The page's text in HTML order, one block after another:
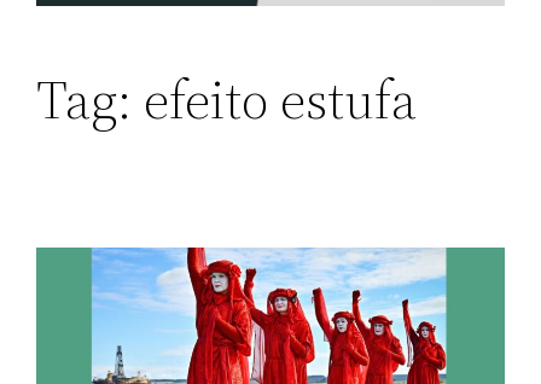
Tag: efeito estufa